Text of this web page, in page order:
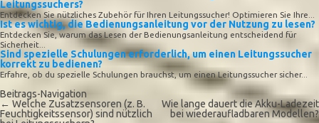
Leitungssuchers?
Entdecken Sie nützliches Zubehör für Ihren Leitungssucher! Optimieren Sie Ihre...
Ist es wichtig, die Bedienungsanleitung vor der Nutzung zu lesen?
Entdecken Sie, warum das Lesen der Bedienungsanleitung entscheidend für
Sicherheit...
Sind spezielle Schulungen erforderlich, um einen Leitungssucher
korrekt zu bedienen?
Erfahre, ob du spezielle Schulungen brauchst, um einen Leitungssucher sicher...
Beitrags-Navigation
← Welche Zusatzsensoren (z. B.
Feuchtigkeitssensor) sind nützlich
Wie lange dauert die Akku-Ladezeit
bei wiederaufladbaren Modellen?